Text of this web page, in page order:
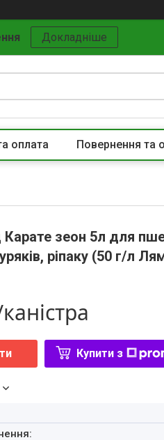
Докладніше
оплата Повернення та
Карате зеон 5л для
ріпаку (50 г/л
Купити з